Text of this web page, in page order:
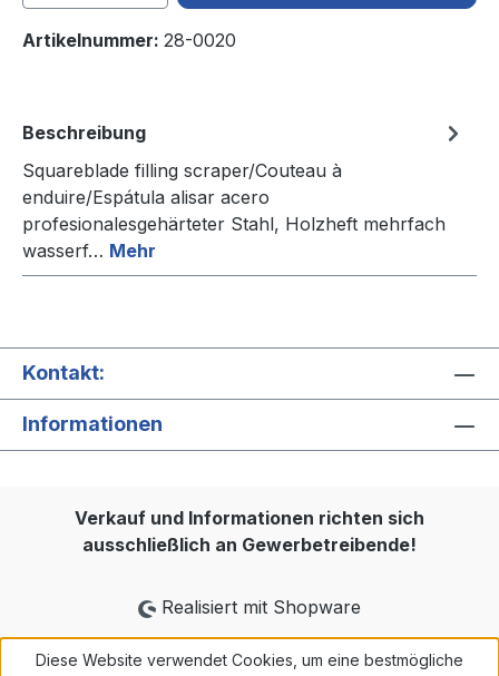
Artikelnummer: 28-0020
Beschreibung
Squareblade filling scraper/Couteau à
enduire/Espátula alisar acero
profesionalesgehärteter Stahl, Holzheft mehrfach
wasserf… Mehr
Kontakt:
Informationen
Verkauf und Informationen richten sich
ausschließlich an Gewerbetreibende!
Realisiert mit Shopware
Diese Website verwendet Cookies, um eine bestmögliche